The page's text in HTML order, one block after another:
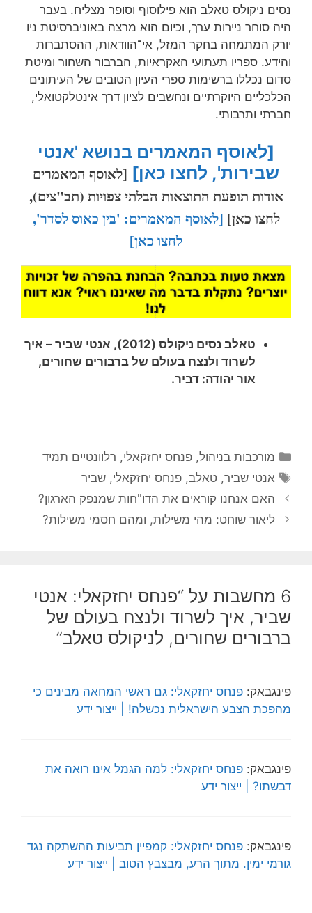
נסים ניקולס טאלב הוא פילוסוף וסופר מצליח. בעבר
היה סוחר ניירות ערך, וכיום הוא מרצה באוניברסיטת ניו
יורק המתמחה בחקר המזל, אי־הוודאות, ההסתברות
והידע. ספריו תעתועי האקראיות, הברבור השחור ומיטת
סדום נכללו ברשימות ספרי העיון הטובים של העיתונים
הכלכליים היוקרתיים ונחשבים לציון דרך אינטלקטואלי,
חברתי ותרבותי.
[לאוסף המאמרים בנושא 'אנטי
שבירות', לחצו כאן] [לאוסף המאמרים
אודות תופעת התוצאות הבלתי צפויות (תב"צים),
לחצו כאן] [לאוסף המאמרים: 'בין כאוס לסדר',
לחצו כאן]
טאלב נסים ניקולס (2012), אנטי שביר – איך
לשרוד ולנצח בעולם של ברבורים שחורים,
אור יהודה: דביר.
קטגוריות
מורכבות בניהול,פנחס יחזקאלי, רלוונטיים תמיד
תגיות
אנטי שביר,טאלב,פנחס יחזקאלי,שביר
האם אנחנו קוראים את הדו"חות שמנפק הארגון?
ליאור שוחט: מהי משילות, ומהם חסמי משילות?
6 מחשבות על “פנחס יחזקאלי: אנטי
שביר, איך לשרוד ולנצח בעולם של
ברבורים שחורים, לניקולס טאלב”
פינגבאק: פנחס יחזקאלי: גם ראשי המחאה מבינים כי
מהפכת הצבע הישראלית נכשלה! | ייצור ידע
פינגבאק: פנחס יחזקאלי: למה הגמל אינו רואה את
דבשתו? | ייצור ידע
פינגבאק: פנחס יחזקאלי: קמפיין תביעות ההשתקה נגד
גורמי ימין. מתוך הרע, מבצבץ הטוב | ייצור ידע